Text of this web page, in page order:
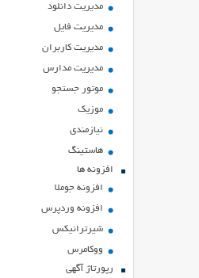
مدیریت دانلود
مدیریت فایل
مدیریت کاربران
مدیریت مدارس
موتور جستجو
موزیک
نیازمندی
هاستينگ
افزونه ها
افزونه جوملا
افزونه وردپرس
شیرترانیکس
ووکامرس
رپورتاژ آگهی